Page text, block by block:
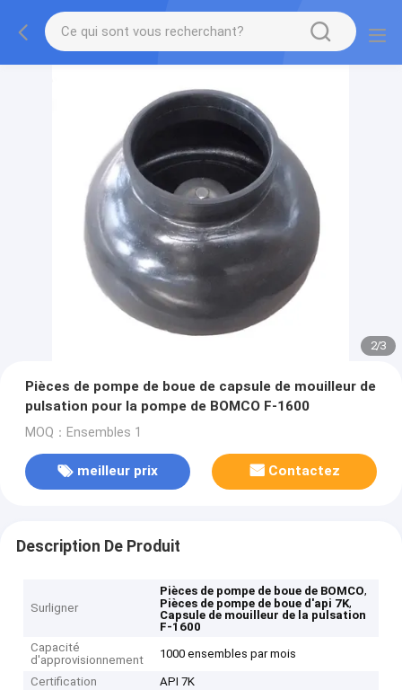
2/3
Pièces de pompe de boue de capsule de mouilleur de
pulsation pour la pompe de BOMCO F-1600
MOQ：Ensembles 1
meilleur prix Contactez
Description De Produit
Surligner
Pièces de pompe de boue de BOMCO,
Pièces de pompe de boue d'api 7K,
Capsule de mouilleur de la pulsation
F-1600
Capacité
d'approvisionnement
1000 ensembles par mois
Certification
API 7K